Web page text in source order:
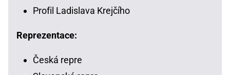
Profil Ladislava Krejčího
Reprezentace:
Česká repre